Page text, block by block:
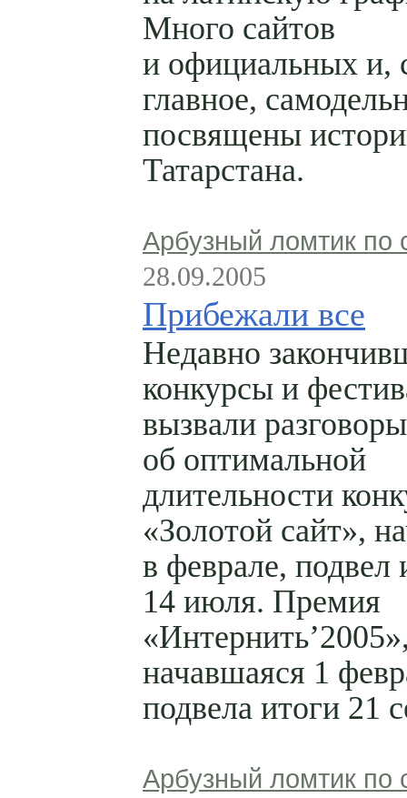
Много сайтов
и официальных и,
главное,
посвящены
Татарстана.
Арбузный ломтик по
28.09.2005
Прибежали все
Недавно
конкурсы и
вызвали разговоры
об оптимальной
длительности
«Золотой сайт»,
в феврале, подвел
14 июля. Премия
начавшаяся 1
подвела итоги 21
Арбузный ломтик по